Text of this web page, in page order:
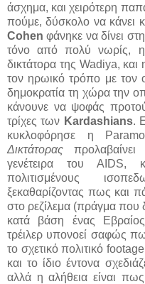
άσχημα, και χειρότερη
πούμε, δύσκολο να κάνει
Cohen φάνηκε να δίνει
τόνο από πολύ νωρίς,
δικτάτορα της Wadiya,
τον ηρωικό τρόπο με τον
δημοκρατία τη χώρα την
κάνουνε να ψοφάς
τρίχες των Kardashians.
κυκλοφόρησε η
Δικτάτορας
γενέτειρα του AIDS,
πολιτισμένους
ξεκαθαρίζοντας πως και
στο ρεζίλεμα (πράγμα που
κατά βάση ένας
τρέιλερ υπονοεί σαφώς
το σχετικό πολιτικό
και το ίδιο έντονα
αλλά η αλήθεια είναι